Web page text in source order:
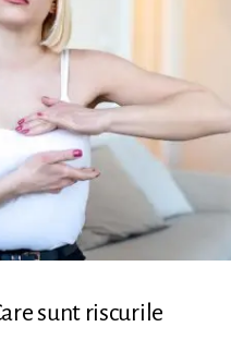
sunt riscurile